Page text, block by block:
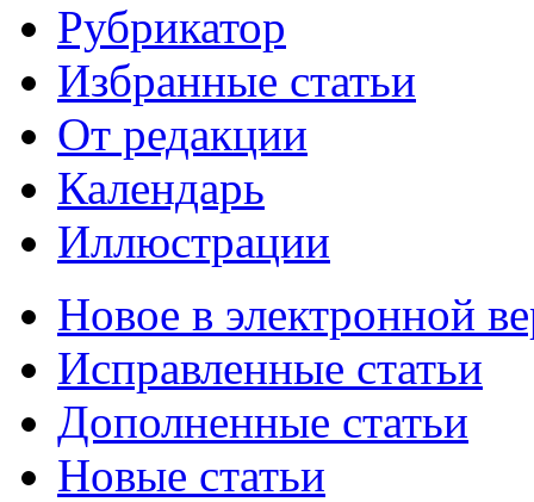
Рубрикатор
Избранные статьи
От редакции
Календарь
Иллюстрации
Новое в электронной
Исправленные статьи
Дополненные статьи
Новые статьи